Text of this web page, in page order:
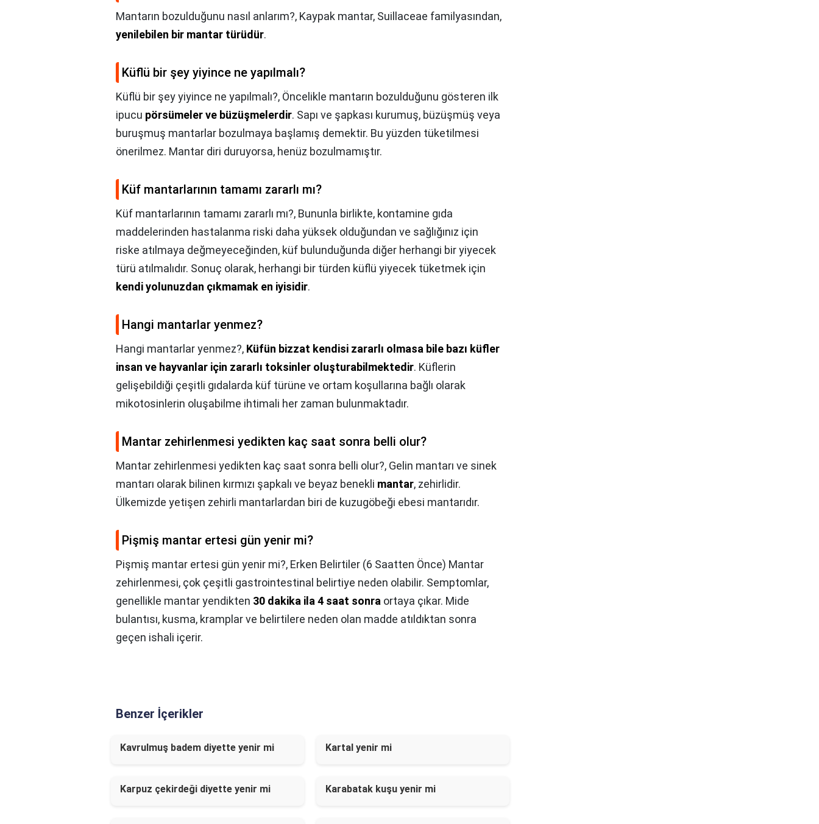
Mantarın bozulduğunu nasıl anlarım?, Kaypak mantar, Suillaceae familyasından,
yenilebilen bir mantar türüdür.
Küflü bir şey yiyince ne yapılmalı?
Küflü bir şey yiyince ne yapılmalı?, Öncelikle mantarın bozulduğunu gösteren ilk
ipucu pörsümeler ve büzüşmelerdir. Sapı ve şapkası kurumuş, büzüşmüş veya
buruşmuş mantarlar bozulmaya başlamış demektir. Bu yüzden tüketilmesi
önerilmez. Mantar diri duruyorsa, henüz bozulmamıştır.
Küf mantarlarının tamamı zararlı mı?
Küf mantarlarının tamamı zararlı mı?, Bununla birlikte, kontamine gıda
maddelerinden hastalanma riski daha yüksek olduğundan ve sağlığınız için
riske atılmaya değmeyeceğinden, küf bulunduğunda diğer herhangi bir yiyecek
türü atılmalıdır. Sonuç olarak, herhangi bir türden küflü yiyecek tüketmek için
kendi yolunuzdan çıkmamak en iyisidir.
Hangi mantarlar yenmez?
Hangi mantarlar yenmez?, Küfün bizzat kendisi zararlı olmasa bile bazı küfler
insan ve hayvanlar için zararlı toksinler oluşturabilmektedir. Küflerin
gelişebildiği çeşitli gıdalarda küf türüne ve ortam koşullarına bağlı olarak
mikotosinlerin oluşabilme ihtimali her zaman bulunmaktadır.
Mantar zehirlenmesi yedikten kaç saat sonra belli olur?
Mantar zehirlenmesi yedikten kaç saat sonra belli olur?, Gelin mantarı ve sinek
mantarı olarak bilinen kırmızı şapkalı ve beyaz benekli mantar, zehirlidir.
Ülkemizde yetişen zehirli mantarlardan biri de kuzugöbeği ebesi mantarıdır.
Pişmiş mantar ertesi gün yenir mi?
Pişmiş mantar ertesi gün yenir mi?, Erken Belirtiler (6 Saatten Önce) Mantar
zehirlenmesi, çok çeşitli gastrointestinal belirtiye neden olabilir. Semptomlar,
genellikle mantar yendikten 30 dakika ila 4 saat sonra ortaya çıkar. Mide
bulantısı, kusma, kramplar ve belirtilere neden olan madde atıldıktan sonra
geçen ishali içerir.
Benzer İçerikler
Kavrulmuş badem diyette yenir mi Kartal yenir mi
Karpuz çekirdeği diyette yenir mi Karabatak kuşu yenir mi